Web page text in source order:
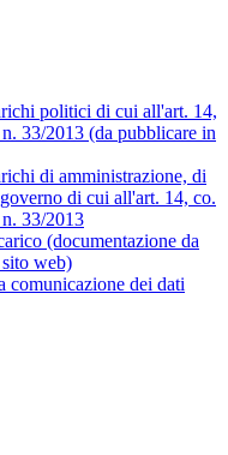
politici di cui all'art. 14,
33/2013 (da pubblicare in
di amministrazione, di
di cui all'art. 14, co.
33/2013
(documentazione da
web)
comunicazione dei dati